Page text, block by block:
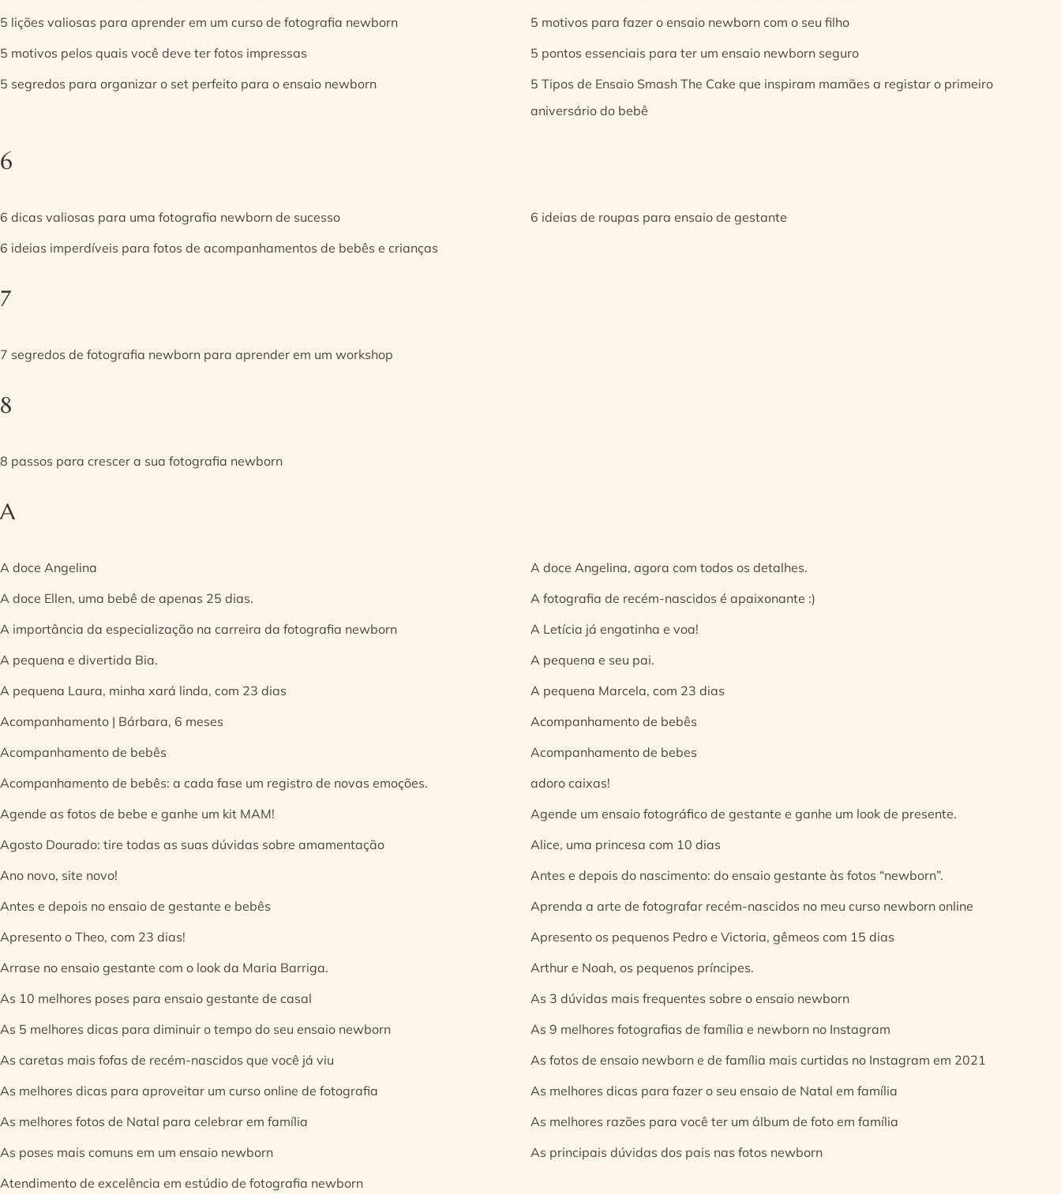
5 lições valiosas para aprender em um curso de fotografia newborn
5 motivos para fazer o ensaio newborn com o seu filho
5 motivos pelos quais você deve ter fotos impressas
5 pontos essenciais para ter um ensaio newborn seguro
5 segredos para organizar o set perfeito para o ensaio newborn
5 Tipos de Ensaio Smash The Cake que inspiram mamães a registar o primeiro
aniversário do bebê
6
6 dicas valiosas para uma fotografia newborn de sucesso
6 ideias de roupas para ensaio de gestante
6 ideias imperdíveis para fotos de acompanhamentos de bebês e crianças
7
7 segredos de fotografia newborn para aprender em um workshop
8
8 passos para crescer a sua fotografia newborn
A
A doce Angelina
A doce Angelina, agora com todos os detalhes.
A doce Ellen, uma bebê de apenas 25 dias.
A fotografia de recém-nascidos é apaixonante :)
A importância da especialização na carreira da fotografia newborn
A Letícia já engatinha e voa!
A pequena e divertida Bia.
A pequena e seu pai.
A pequena Laura, minha xará linda, com 23 dias
A pequena Marcela, com 23 dias
Acompanhamento | Bárbara, 6 meses
Acompanhamento de bebês
Acompanhamento de bebês
Acompanhamento de bebes
Acompanhamento de bebês: a cada fase um registro de novas emoções.
adoro caixas!
Agende as fotos de bebe e ganhe um kit MAM!
Agende um ensaio fotográfico de gestante e ganhe um look de presente.
Agosto Dourado: tire todas as suas dúvidas sobre amamentação
Alice, uma princesa com 10 dias
Ano novo, site novo!
Antes e depois do nascimento: do ensaio gestante às fotos “newborn”.
Antes e depois no ensaio de gestante e bebês
Aprenda a arte de fotografar recém-nascidos no meu curso newborn online
Apresento o Theo, com 23 dias!
Apresento os pequenos Pedro e Victoria, gêmeos com 15 dias
Arrase no ensaio gestante com o look da Maria Barriga.
Arthur e Noah, os pequenos príncipes.
As 10 melhores poses para ensaio gestante de casal
As 3 dúvidas mais frequentes sobre o ensaio newborn
As 5 melhores dicas para diminuir o tempo do seu ensaio newborn
As 9 melhores fotografias de família e newborn no Instagram
As caretas mais fofas de recém-nascidos que você já viu
As fotos de ensaio newborn e de família mais curtidas no Instagram em 2021
As melhores dicas para aproveitar um curso online de fotografia
As melhores dicas para fazer o seu ensaio de Natal em família
As melhores fotos de Natal para celebrar em família
As melhores razões para você ter um álbum de foto em família
As poses mais comuns em um ensaio newborn
As principais dúvidas dos pais nas fotos newborn
Atendimento de excelência em estúdio de fotografia newborn